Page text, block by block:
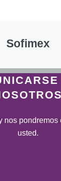
Sofimex
nos pondremos
usted.